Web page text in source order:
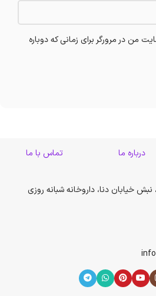
من در مرورگر برای زمانی که دوباره
درباره ما تماس با ما
نبش خیابان دنا، داروخانه شبانه روزی